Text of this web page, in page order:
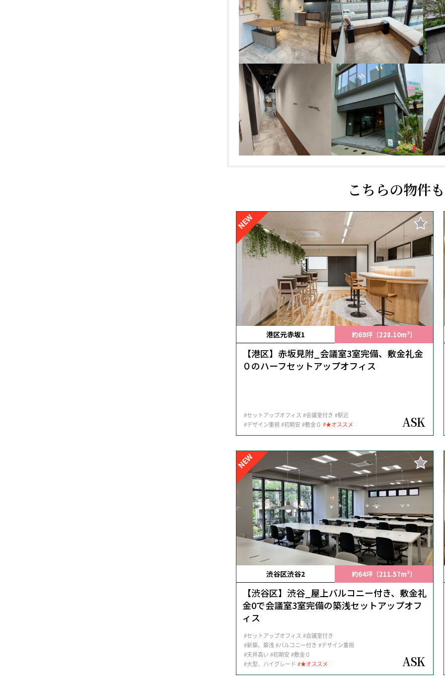
こちらの物件
NEW
港区元赤坂1 約69坪〔228.10m²〕
【港区】赤坂見附_会議室3室完備、敷金礼金
０のハーフセットアップオフィス
#セットアップオフィス #会議室付き #駅近
#デザイン重視#初期安 #敷金０ #★オススメ ASK
NEW
渋谷区渋谷2 約64坪〔211.57m²〕
【渋谷区】渋谷_屋上バルコニー付き、敷金礼
金0で会議室3室完備の築浅セットアップオフ
ィス
#セットアップオフィス #会議室付き
#新築、築浅#バルコニー付き #デザイン重視
#天井高い #初期安 #敷金０
#大型、ハイグレード #★オススメ ASK
35269